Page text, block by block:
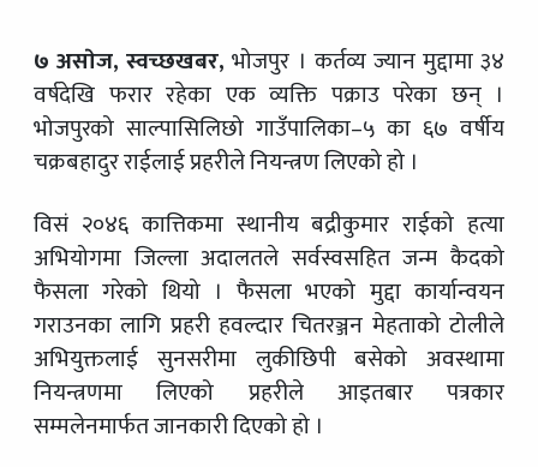
७ असाेज, स्वच्छखबर,भोजपुर । कर्तव्य ज्यान मुद्दामा ३४
वर्षदेखि फरार रहेका एक व्यक्ति पक्राउ परेका छन् ।
भोजपुरको साल्पासिलिछो गाउँपालिका–५ का ६७ वर्षीय
चक्रबहादुर राईलाई प्रहरीले नियन्त्रण लिएको हो ।
विसं २०४६ कात्तिकमा स्थानीय बद्रीकुमार राईको हत्या
अभियोगमा जिल्ला अदालतले सर्वस्वसहित जन्म कैदको
फैसला गरेको थियो । फैसला भएको मुद्दा कार्यान्वयन
गराउनका लागि प्रहरी हवल्दार चितरञ्जन मेहताको टोलीले
अभियुक्तलाई सुनसरीमा लुकीछिपी बसेको अवस्थामा
नियन्त्रणमा लिएको प्रहरीले आइतबार पत्रकार
सम्मलेनमार्फत जानकारी दिएको हो ।